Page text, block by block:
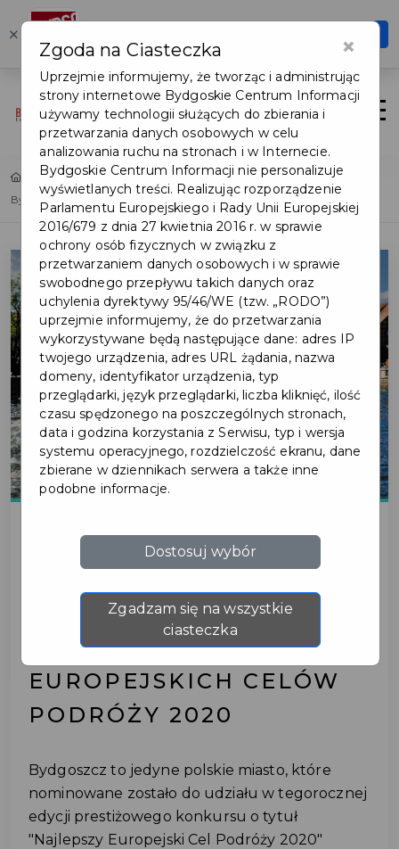
× Karta Turysty
Szybciej, wygodniej, zawsze pod ręką
Login/Rejestracja
Home
Lista aktualności
Bydgoszcz wśród 10 najlepszych europejskich celów podróży 2020
BYDGOSZCZ WŚRÓD 10
NAJLEPSZYCH
EUROPEJSKICH CELÓW
PODRÓŻY 2020
Bydgoszcz to jedyne polskie miasto, które
nominowane zostało do udziału w tegorocznej
edycji prestiżowego konkursu o tytuł
"Najlepszy Europejski Cel Podróży 2020"
×
Zgoda na Ciasteczka
Uprzejmie informujemy, że tworząc i administrując
strony internetowe Bydgoskie Centrum Informacji
używamy technologii służących do zbierania i
przetwarzania danych osobowych w celu
analizowania ruchu na stronach i w Internecie.
Bydgoskie Centrum Informacji nie personalizuje
wyświetlanych treści. Realizując rozporządzenie
Parlamentu Europejskiego i Rady Unii Europejskiej
2016/679 z dnia 27 kwietnia 2016 r. w sprawie
ochrony osób fizycznych w związku z
przetwarzaniem danych osobowych i w sprawie
swobodnego przepływu takich danych oraz
uchylenia dyrektywy 95/46/WE (tzw. „RODO”)
uprzejmie informujemy, że do przetwarzania
wykorzystywane będą następujące dane: adres IP
twojego urządzenia, adres URL żądania, nazwa
domeny, identyfikator urządzenia, typ
przeglądarki, język przeglądarki, liczba kliknięć, ilość
czasu spędzonego na poszczególnych stronach,
data i godzina korzystania z Serwisu, typ i wersja
systemu operacyjnego, rozdzielczość ekranu, dane
zbierane w dziennikach serwera a także inne
podobne informacje.
Dostosuj wybór
Zgadzam się na wszystkie
ciasteczka